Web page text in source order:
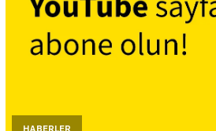
Etkinlikler